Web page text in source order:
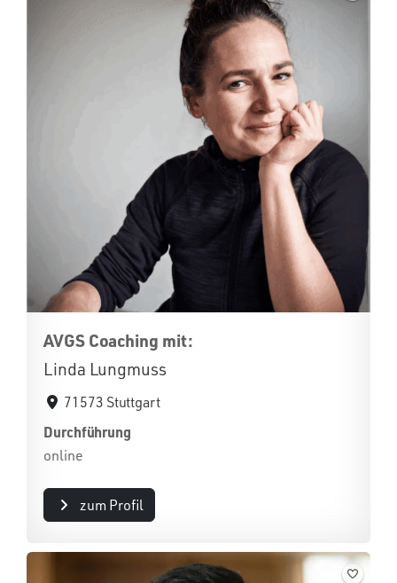
AVGS Coaching mit:
Linda Lungmuss
71573 Stuttgart
Durchführung
online
zum Profil